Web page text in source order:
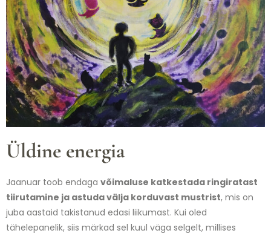
Üldine energia
Jaanuar toob endaga võimaluse katkestada ringiratast
tiirutamine ja astuda välja korduvast mustrist, mis on
juba aastaid takistanud edasi liikumast. Kui oled
tähelepanelik, siis märkad sel kuul väga selgelt, millises